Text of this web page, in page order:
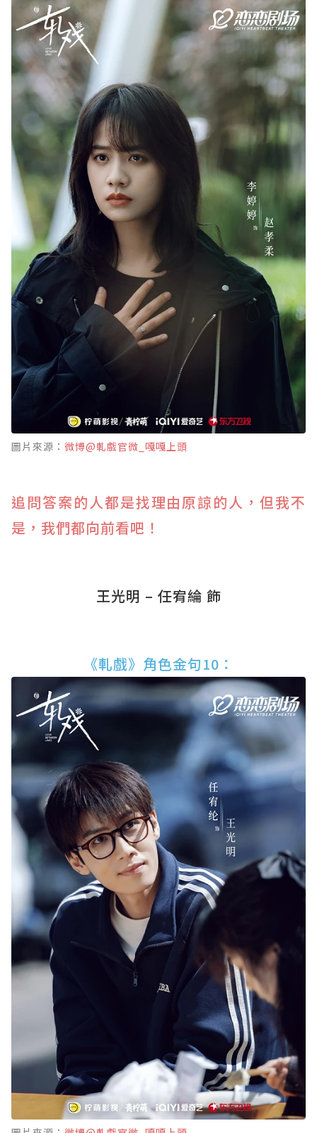
圖片來源： 微博@軋戲官微_嘎嘎上頭
追問答案的人都是找理由原諒的人，但我不
是，我們都向前看吧！
王光明 – 任宥綸 飾
《軋戲》角色金句10：